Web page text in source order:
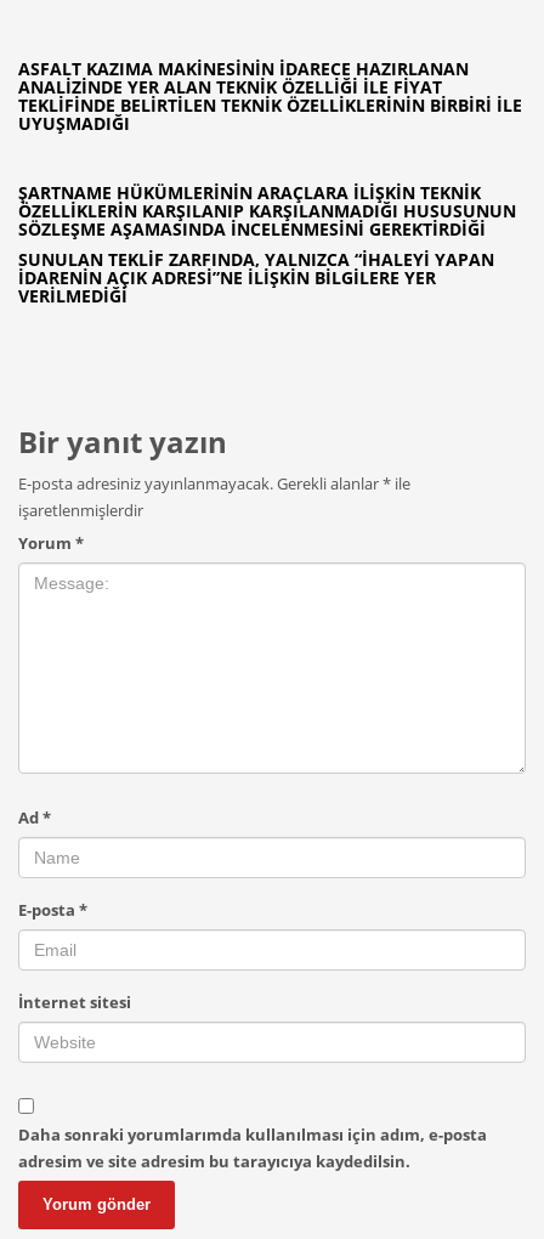
ASFALT KAZIMA MAKINESININ İDARECE HAZIRLANAN
ANALIZINDE YER ALAN TEKNIK ÖZELLIĞI İLE FIYAT
TEKLIFINDE BELIRTILEN TEKNIK ÖZELLIKLERININ BIRBIRI İLE
UYUŞMADIĞI
ŞARTNAME HÜKÜMLERININ ARAÇLARA İLIŞKIN TEKNIK
ÖZELLIKLERIN KARŞILANIP KARŞILANMADIĞI HUSUSUNUN
SÖZLEŞME AŞAMASINDA İNCELENMESINI GEREKTIRDIĞI
SUNULAN TEKLIF ZARFINDA, YALNIZCA “İHALEYI YAPAN
İDARENIN AÇIK ADRESI”NE İLIŞKIN BILGILERE YER
VERILMEDIĞI
Bir yanıt yazın
E-posta adresiniz yayınlanmayacak.Gerekli alanlar* ile
işaretlenmişlerdir
Yorum *
Ad*
E-posta *
İnternet sitesi
Daha sonraki yorumlarımda kullanılması için adım, e-posta
adresim ve site adresim bu tarayıcıya kaydedilsin.